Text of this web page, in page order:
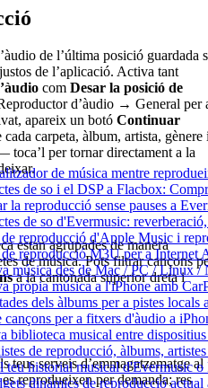
de música mentre
de so i el DSP a Flacbox:
la reproducció sense pauses a
de so d'Evermusic:
reproducció d'Apple Music i
reproducció M3U per a
música des de Mac / PC /
pròpia música a l'iPhone amb
dels àlbums per a pistes
cançons per a fitxers d'àudio a
biblioteca musical entre
de reproducció, àlbums,
teu historial musical d'Evermusic
dinàmics de reproducció
de l’última posició guardada
de l’aplicació. Activa tant
com Desar la posició de
d’àudio → General per
apareix un botó Continuar
carpeta, àlbum, artista, gènere
toca’l per tornar directament a la
estan agrupades de manera
de música. Pots filtrar cançons
a la cantonada superior dreta i
teus serveis d’emmagatzematge al
reprodueixen per demanda; res